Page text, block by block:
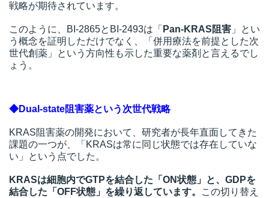
戦略が期待されています。
このように、BI-2865とBI-2493は「 Pan-KRAS阻害 」とい
う概念を証明しただけでなく、「併用療法を前提とした次
世代創薬」という方向性も示した重要な薬剤と言えるでし
ょう。
◆Dual-state阻害薬という次世代戦略
KRAS阻害薬の開発において、研究者が長年直面してきた
課題の一つが、「KRASは常に同じ状態では存在していな
い」という点でした。
KRASは細胞内でGTPを結合した「ON状態」と、GDPを
結合した「OFF状態」を繰り返しています。
この切り替え